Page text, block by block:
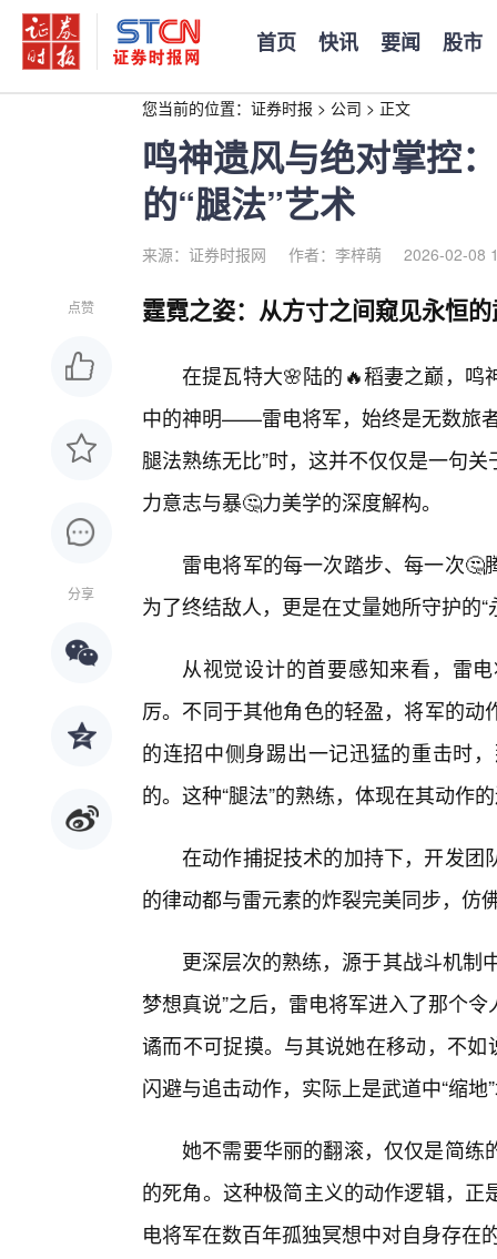
首页 快讯 要闻 股市
您当前的位置： 证券时报 > 公司 > 正文
鸣神遗风与绝对掌控
的“腿法”艺术
来源：证券时报网 作者：李梓萌 2026-02-08
点赞
分享
霆霓之姿：从方寸之间窥见永恒
在提瓦特大🌸陆的🔥稻妻之巅，鸣
中的神明——雷电将军，始终是无数旅
腿法熟练无比”时，这并不仅仅是一句
力意志与暴🤔力美学的深度解构。
雷电将军的每一次踏步、每一次
为了终结敌人，更是在丈量她所守护的“
从视觉设计的首要感知来看，雷
厉。不同于其他角色的轻盈，将军的
的连招中侧身踢出一记迅猛的重击时
的。这种“腿法”的熟练，体现在其动作
在动作捕捉技术的加持下，开发
的律动都与雷元素的炸裂完美同步，仿
更深层次的熟练，源于其战斗机制
梦想真说”之后，雷电将军进入了那个
谲而不可捉摸。与其说她在移动，不
闪避与追击动作，实际上是武道中“缩地
她不需要华丽的翻滚，仅仅是简练
的死角。这种极简主义的动作逻辑，
电将军在数百年孤独冥想中对自身存在